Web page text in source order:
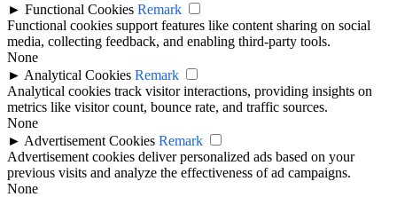
► Functional Cookies Remark
Functional cookies support features like content sharing on social
media, collecting feedback, and enabling third-party tools.
None
► Analytical Cookies Remark
Analytical cookies track visitor interactions, providing insights on
metrics like visitor count, bounce rate, and traffic sources.
None
► Advertisement Cookies Remark
Advertisement cookies deliver personalized ads based on your
previous visits and analyze the effectiveness of ad campaigns.
None